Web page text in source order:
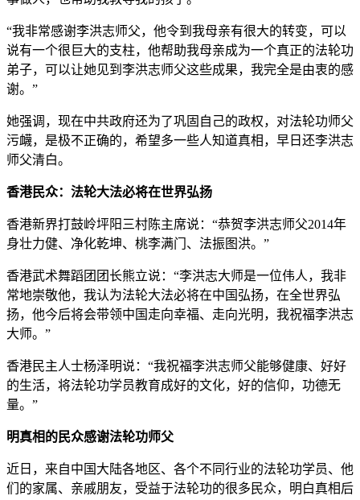
“我非常感谢李洪志师父，他令到我母亲有很大的转变，可以
说有一个很巨大的支柱，他帮助我母亲成为一个真正的法轮功
弟子，可以让她见到李洪志师父这些成果，我完全是由衷的感
谢。”
她强调，现在中共政府还为了巩固自己的政权，对法轮功师父
污衊，是极不正确的，希望多一些人知道真相，早日还李洪志
师父清白。
香港民众：法轮大法必将在世界弘扬
香港新界打鼓岭坪阳三村陈主席说：“恭贺李洪志师父2014年
身壮力健、净化乾坤、桃李满门、法振图洪。”
香港武术舞蹈团团长熊立说：“李洪志大师是一位伟人，我非
常地崇敬他，我认为法轮大法必将在中国弘扬，在全世界弘
扬，他今后将会带领中国走向幸福、走向光明，我祝福李洪志
大师。”
香港民主人士杨泽明说：“我祝福李洪志师父能够健康、好好
的生活，将法轮功学员教育成好的文化，好的信仰，功德无
量。”
明真相的民众感谢法轮功师父
近日，来自中国大陆各地区、各个不同行业的法轮功学员、他
们的家属、亲戚朋友，受益于法轮功的很多民众，明白真相后